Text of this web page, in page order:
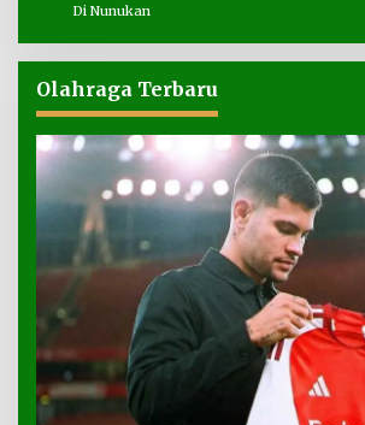
Di Nunukan
Olahraga Terbaru